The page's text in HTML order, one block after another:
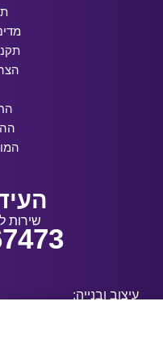
שירות
עיצוב ובנייה: